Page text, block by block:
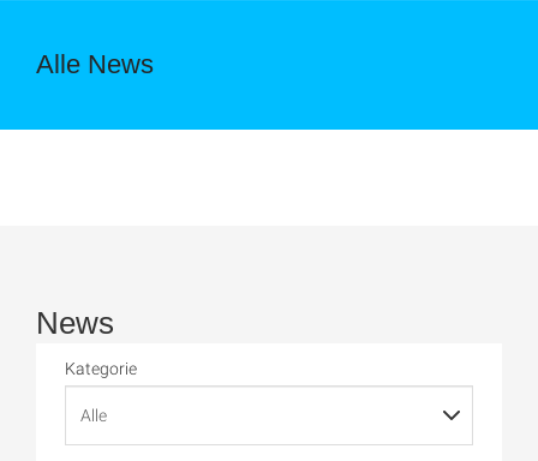
Alle News
News
Kategorie